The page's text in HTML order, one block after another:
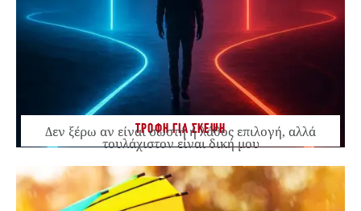
ΤΡΟΦΗ ΓΙΑ ΣΚΕΨΗ
Δεν ξέρω αν είναι σωστή ή λάθος επιλογή, αλλά
τουλάχιστον είναι δική μου